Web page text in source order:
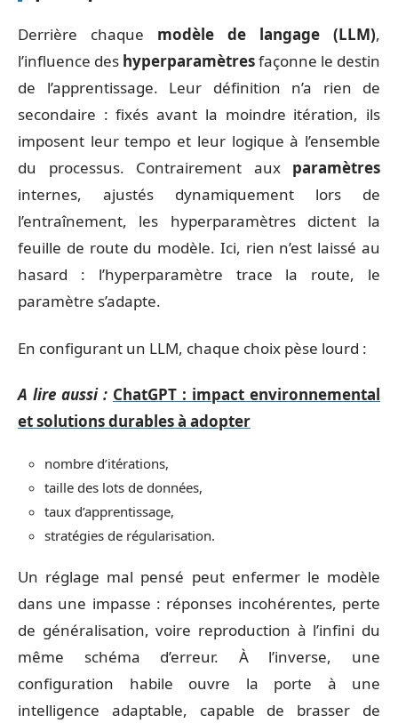
Derrière chaque modèle de langage (LLM),
l’influence des hyperparamètresfaçonne le destin
de l’apprentissage. Leur définition n’a rien de
secondaire : fixés avant la moindre itération, ils
imposent leur tempo et leur logique à l’ensemble
du processus. Contrairement aux paramètres
internes, ajustés dynamiquement lors de
l’entraînement, les hyperparamètres dictent la
feuille de route du modèle. Ici, rien n’est laissé au
hasard : l’hyperparamètre trace la route, le
paramètre s’adapte.
En configurant un LLM, chaque choix pèse lourd :
A lire aussi : ChatGPT : impact environnemental
et solutions durables à adopter
nombre d’itérations,
taille des lots de données,
taux d’apprentissage,
stratégies de régularisation.
Un réglage mal pensé peut enfermer le modèle
dans une impasse : réponses incohérentes, perte
de généralisation, voire reproduction à l’infini du
même schéma d’erreur. À l’inverse, une
configuration habile ouvre la porte à une
intelligence adaptable, capable de brasser de